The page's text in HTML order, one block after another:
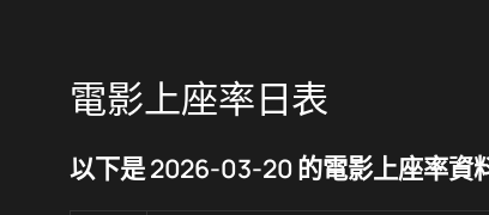
電影上座率日表
以下是 2026-03-20 的電影上座率資